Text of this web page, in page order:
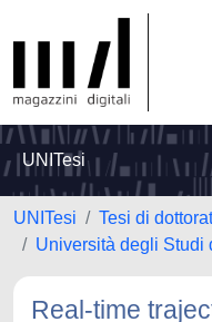
UNITesi
UNITesi
Tesi di
Università degli Studi
Real-time